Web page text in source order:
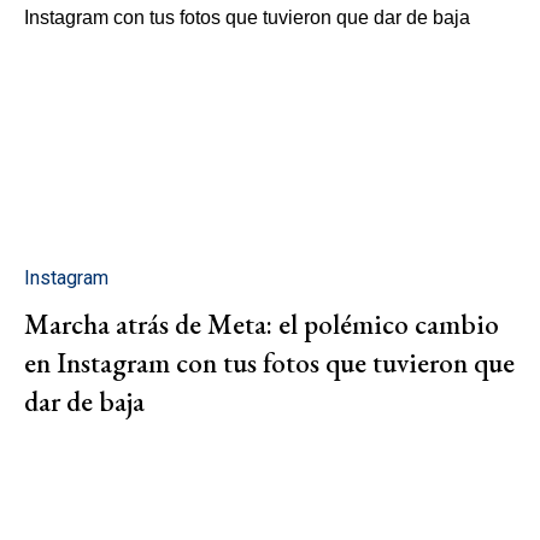
Instagram
Marcha atrás de Meta: el polémico cambio
en Instagram con tus fotos que tuvieron que
dar de baja